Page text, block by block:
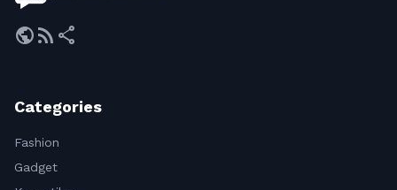
publicrss_feed share
Categories
Fashion
Gadget